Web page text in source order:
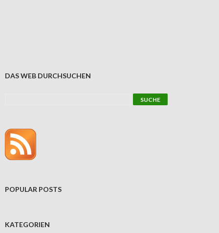
DAS WEB DURCHSUCHEN
POPULAR POSTS
KATEGORIEN